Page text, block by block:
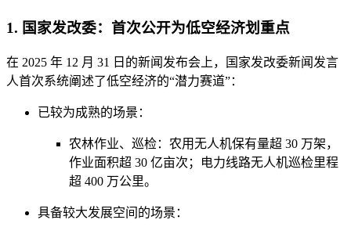
1. 国家发改委：首次公开为低空经济划重点
在 2025 年 12 月 31 日的新闻发布会上，国家发改委新闻发言
人首次系统阐述了低空经济的“潜力赛道”：
已较为成熟的场景：
农林作业、巡检：农用无人机保有量超 30 万架，
作业面积超 30 亿亩次；电力线路无人机巡检里程
超 400 万公里。
具备较大发展空间的场景：